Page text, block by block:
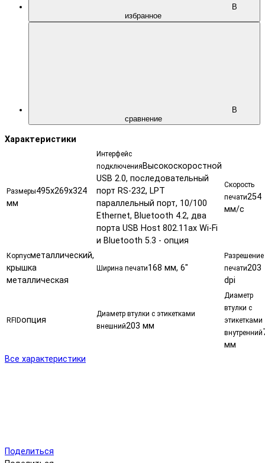
В
избранное
В
сравнение
Характеристики
Размеры495x269x324
мм
Интерфейс
подключения Высокоскоростной
USB 2.0, последовательный
порт RS-232, LPT
параллельный порт, 10/100
Ethernet, Bluetooth 4.2, два
порта USB Host 802.11ax Wi-Fi
и Bluetooth 5.3 - опция
Скорость
печати254
мм/с
Корпусметаллический,
крышка
металлическая
Ширина печати168 мм, 6"
Разрешение
печати203
dpi
RFIDопция
Диаметр втулки с этикетками
внешний203 мм
Диаметр
втулки с
этикетками
внутренний
мм
Все характеристики
Поделиться